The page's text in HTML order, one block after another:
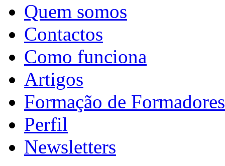
Quem somos
Contactos
Como funciona
Artigos
Formação de Formadores
Perfil
Newsletters